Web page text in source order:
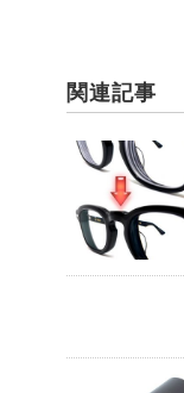
関連記事